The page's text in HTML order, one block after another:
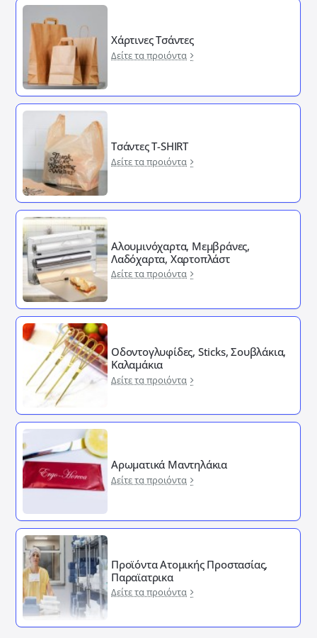
Χάρτινες Τσάντες
Δείτε τα προιόντα
Τσάντες T-SHIRT
Δείτε τα προιόντα
Αλουμινόχαρτα, Μεμβράνες,
Λαδόχαρτα, Χαρτοπλάστ
Δείτε τα προιόντα
Οδοντογλυφίδες, Sticks, Σουβλάκια,
Καλαμάκια
Δείτε τα προιόντα
Αρωματικά Μαντηλάκια
Δείτε τα προιόντα
Προϊόντα Ατομικής Προστασίας,
Παραϊατρικα
Δείτε τα προιόντα